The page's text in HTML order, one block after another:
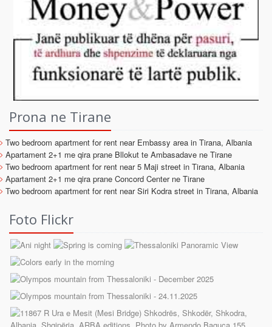
Prona ne Tirane
Two bedroom apartment for rent near Embassy area in Tirana, Albania
Apartament 2+1 me qira prane Bllokut te Ambasadave ne Tirane
Two bedroom apartment for rent near 5 Maji street in Tirana, Albania
Apartament 2+1 me qira prane Concord Center ne Tirane
Two bedroom apartment for rent near Siri Kodra street in Tirana, Albania
Foto Flickr